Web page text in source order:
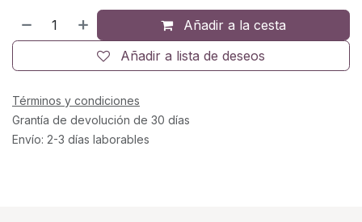
Añadir a la cesta
Añadir a lista de deseos
Términos y condiciones
Grantía de devolución de 30 días
Envío: 2-3 días laborables